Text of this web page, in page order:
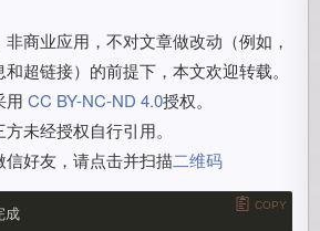
商业应用，不对文章做改动（例如，
超链接）的前提下，本文欢迎转载。
用CC BY-NC-ND 4.0授权。
未经授权自行引用。
信好友，请点击并扫描二维码
COPY